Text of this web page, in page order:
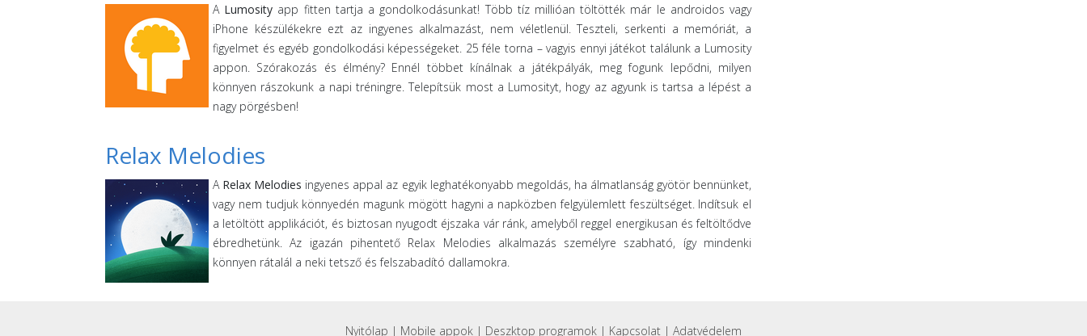
A Lumosity app fitten tartja a gondolkodásunkat! Több tíz millióan töltötték már le androidos vagy
iPhone készülékekre ezt az ingyenes alkalmazást, nem véletlenül. Teszteli, serkenti a memóriát, a
figyelmet és egyéb gondolkodási képességeket. 25 féle torna – vagyis ennyi játékot találunk a Lumosity
appon. Szórakozás és élmény? Ennél többet kínálnak a játékpályák, meg fogunk lepődni, milyen
könnyen rászokunk a napi tréningre. Telepítsük most a Lumosityt, hogy az agyunk is tartsa a lépést a
nagy pörgésben!
Relax Melodies
A Relax Melodies ingyenes appal az egyik leghatékonyabb megoldás, ha álmatlanság gyötör bennünket,
vagy nem tudjuk könnyedén magunk mögött hagyni a napközben felgyülemlett feszültséget. Indítsuk el
a letöltött applikációt, és biztosan nyugodt éjszaka vár ránk, amelyből reggel energikusan és feltöltődve
ébredhetünk. Az igazán pihentető Relax Melodies alkalmazás személyre szabható, így mindenki
könnyen rátalál a neki tetsző és felszabadító dallamokra.
Nyitólap | Mobile appok | Deszktop programok | Kapcsolat | Adatvédelem